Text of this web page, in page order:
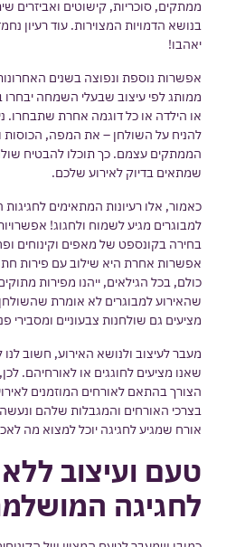
ממתקים, סוכריות, קישוטים ואביזרים
בנושא הדמויות המצוירות. עוד רעיון
יאהבו!
אפשרות נוספת ונפוצה בשנים
ממותג לפי עיצוב שבעלי השמחה יבחרו
או הילדה או כל דוגמה אחרת שתבחרו.
להניח על השולחן – את המפה, הכוסות
הממתקים עצמם. כך תוכלו להבטיח
שמתאים בדיוק לאירוע שלכם.
כאמור, אלו רעיונות המתאימים לחגיגות
למבוגרים מגיע לשמוח ולחגוג!
בחירה בקונספט של מאפים וקינוחים
אפשרות אחרת היא שילוב עם פירות
כולם, בכל הגילאים, ייהנו מפירות
שהאירוע למבוגרים לא אומרת שהשולחן
מציעים גם שולחנות צבעוניים ומסבירי
מעבר לעיצוב ולנושא האירוע, חשוב
שאנו מציעים לחוגגים או לאורחיהם.
הצורך בהתאם לאורחים המוזמנים
בצרכי האורחים והמגבלות שלהם
אורח שמגיע לחגיגה יוכל למצוא מה
טעם ועיצוב
לחגיגה